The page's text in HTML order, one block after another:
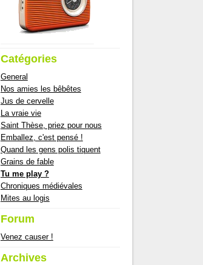
Catégories
General
Nos amies les bêbêtes
Jus de cervelle
La vraie vie
Saint Thèse, priez pour nous
Emballez, c'est pensé !
Quand les gens polis tiquent
Grains de fable
Tu me play ?
Chroniques médiévales
Mites au logis
Forum
Venez causer !
Archives